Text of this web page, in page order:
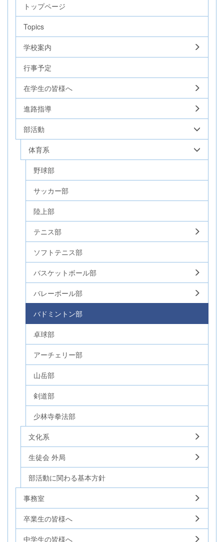
トップページ
Topics
学校案内
行事予定
在学生の皆様へ
進路指導
部活動
体育系
野球部
サッカー部
陸上部
テニス部
ソフトテニス部
バスケットボール部
バレーボール部
バドミントン部
卓球部
アーチェリー部
山岳部
剣道部
少林寺拳法部
文化系
生徒会 外局
部活動に関わる基本方針
事務室
卒業生の皆様へ
中学生の皆様へ